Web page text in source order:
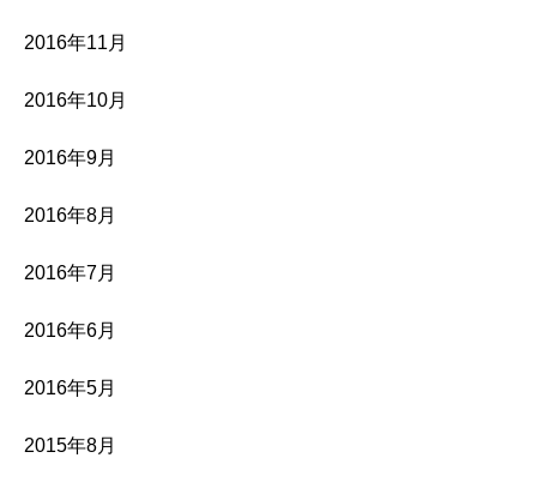
2016年11月
2016年10月
2016年9月
2016年8月
2016年7月
2016年6月
2016年5月
2015年8月